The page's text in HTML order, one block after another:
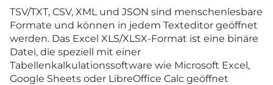
TSV/TXT, CSV, XML und JSON sind menschenlesbare
Formate und können in jedem Texteditor geöffnet
werden. Das Excel XLS/XLSX-Format ist eine binäre
Datei, die speziell mit einer
Tabellenkalkulationssoftware wie Microsoft Excel,
Google Sheets oder LibreOffice Calc geöffnet